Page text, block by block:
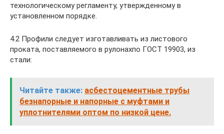
технологическому регламенту, утвержденному в
установленном порядке.
4.2 Профили следует изготавливать из листового
проката, поставляемого в рулонахпо ГОСТ 19903, из
стали:
Читайте также: асбестоцементные трубы
безнапорные и напорные с муфтами и
уплотнителями оптом по низкой цене.